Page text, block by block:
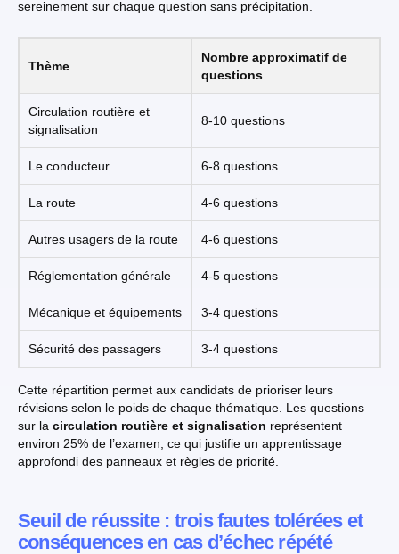
sereinement sur chaque question sans précipitation.
Thème
Nombre approximatif de
questions
Circulation routière et
signalisation
8-10 questions
Le conducteur 6-8 questions
La route 4-6 questions
Autres usagers de la route 4-6 questions
Réglementation générale 4-5 questions
Mécanique et équipements 3-4 questions
Sécurité des passagers 3-4 questions
Cette répartition permet aux candidats de prioriser leurs
révisions selon le poids de chaque thématique. Les questions
sur la circulation routière et signalisation représentent
environ 25% de l’examen, ce qui justifie un apprentissage
approfondi des panneaux et règles de priorité.
Seuil de réussite : trois fautes tolérées et
conséquences en cas d’échec répété